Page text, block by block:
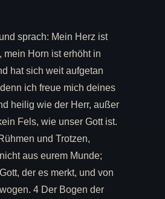
sprach: Mein Herz ist
Horn ist erhöht in
hat sich weit aufgetan
ich freue mich deines
heilig wie der Herr, außer
Fels, wie unser Gott ist.
und Trotzen,
aus eurem Munde;
der es merkt, und von
4 Der Bogen der